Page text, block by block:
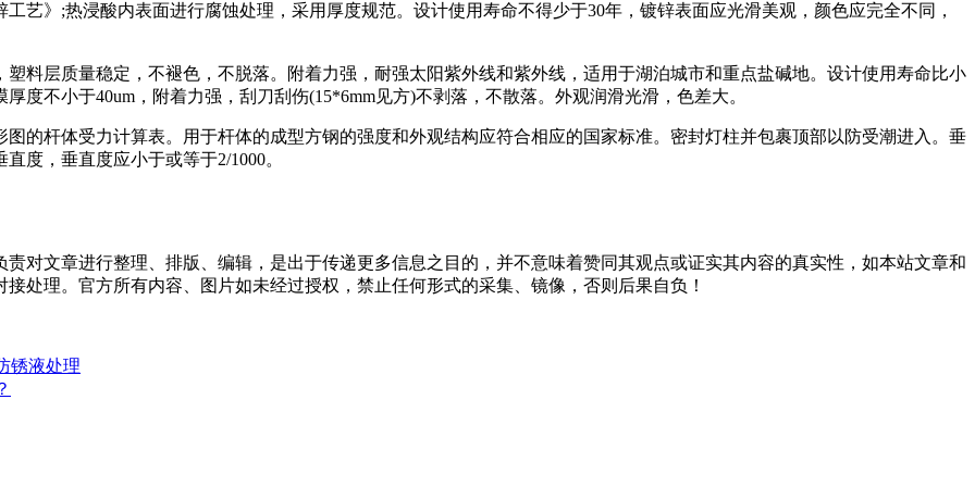
》;热浸酸内表面进行腐蚀处理，采用厚度规范。设计使用寿命不得少于30年，镀锌表面应光滑美观，颜色应完全不同，
层质量稳定，不褪色，不脱落。附着力强，耐强太阳紫外线和紫外线，适用于湖泊城市和重点盐碱地。设计使用寿命比小
度不小于40um，附着力强，刮刀刮伤(15*6mm见方)不剥落，不散落。外观润滑光滑，色差大。
杆体受力计算表。用于杆体的成型方钢的强度和外观结构应符合相应的国家标准。密封灯柱并包裹顶部以防受潮进入。垂
度，垂直度应小于或等于2/1000。
对文章进行整理、排版、编辑，是出于传递更多信息之目的，并不意味着赞同其观点或证实其内容的真实性，如本站文章和
处理。官方所有内容、图片如未经过授权，禁止任何形式的采集、镜像，否则后果自负！
锈液处理